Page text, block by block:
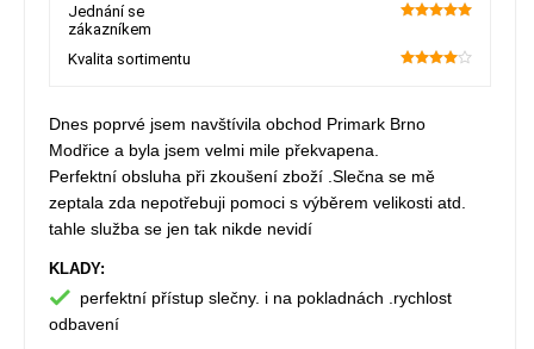
Jednání se
zákazníkem
Kvalita sortimentu
Dnes poprvé jsem navštívila obchod Primark Brno
Modřice a byla jsem velmi mile překvapena.
Perfektní obsluha při zkoušení zboží .Slečna se mě
zeptala zda nepotřebuji pomoci s výběrem velikosti atd.
tahle služba se jen tak nikde nevidí
KLADY:
perfektní přístup slečny. i na pokladnách .rychlost
odbavení